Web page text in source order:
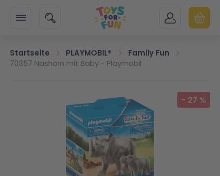
SUCHE MEIN KONTO
Startseite PLAYMOBIL®
Family Fun
70357 Nashorn mit Baby - Playmobil
Zum Ende der Bildgalerie springen - 27 %